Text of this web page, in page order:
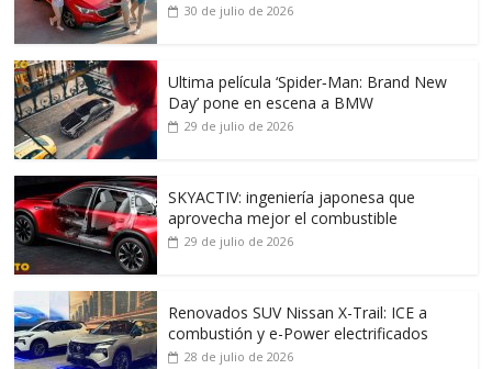
30 de julio de 2026
Ultima película ‘Spider‑Man: Brand New
Day’ pone en escena a BMW
29 de julio de 2026
SKYACTIV: ingeniería japonesa que
aprovecha mejor el combustible
29 de julio de 2026
Renovados SUV Nissan X-Trail: ICE a
combustión y e-Power electrificados
28 de julio de 2026